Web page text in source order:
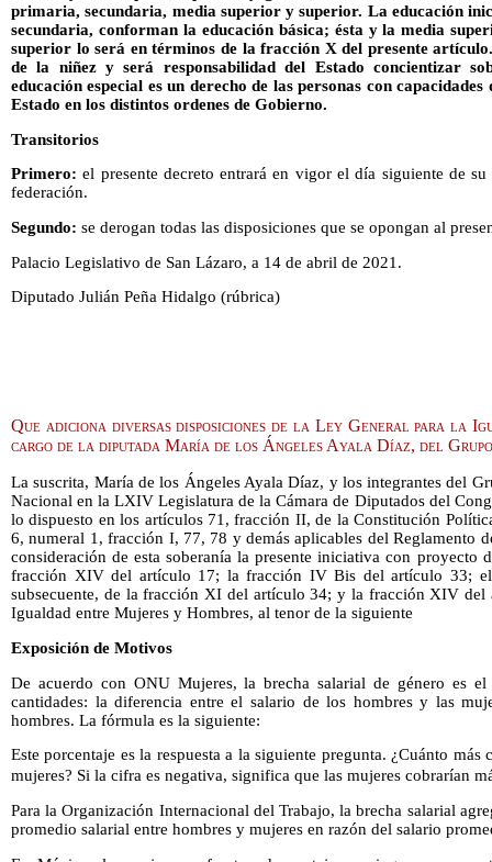
primaria, secundaria, media superior y superior. La educación
secundaria, conforman la educación básica; ésta y la media
superior lo será en términos de la fracción X del presente
de la niñez y será responsabilidad del Estado concientizar
educación especial es un derecho de las personas con
Estado en los distintos ordenes de Gobierno.
Transitorios
Primero:el presente decreto entrará en vigor el día siguiente de
federación.
Segundo: se derogan todas las disposiciones que se opongan al
Palacio Legislativo de San Lázaro, a 14 de abril de 2021.
Diputado Julián Peña Hidalgo (rúbrica)
Que adiciona diversas disposiciones de la Ley General para la
cargo de la diputada María de los Ángeles Ayala Díaz, del
La suscrita, María de los Ángeles Ayala Díaz, y los integrantes del
Nacional en la LXIV Legislatura de la Cámara de Diputados del
lo dispuesto en los artículos 71, fracción II, de la Constitución
6, numeral 1, fracción I, 77, 78 y demás aplicables del Reglamento
consideración de esta soberanía la presente iniciativa con proyecto
fracción XIV del artículo 17; la fracción IV Bis del artículo 33;
subsecuente, de la fracción XI del artículo 34; y la fracción XIV del
Igualdad entre Mujeres y Hombres, al tenor de la siguiente
Exposición de Motivos
De acuerdo con ONU Mujeres, la brecha salarial de género es
cantidades: la diferencia entre el salario de los hombres y las
hombres. La fórmula es la siguiente:
Este porcentaje es la respuesta a la siguiente pregunta. ¿Cuánto
mujeres? Si la cifra es negativa, significa que las mujeres cobrarían
Para la Organización Internacional del Trabajo, la brecha salarial
promedio salarial entre hombres y mujeres en razón del salario